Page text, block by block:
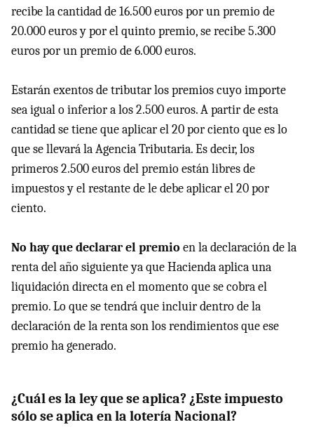
recibe la cantidad de 16.500 euros por un premio de
20.000 euros y por el quinto premio, se recibe 5.300
euros por un premio de 6.000 euros.
Estarán exentos de tributar los premios cuyo importe
sea igual o inferior a los 2.500 euros. A partir de esta
cantidad se tiene que aplicar el 20 por ciento que es lo
que se llevará la Agencia Tributaria. Es decir, los
primeros 2.500 euros del premio están libres de
impuestos y el restante de le debe aplicar el 20 por
ciento.
No hay que declarar el premio en la declaración de la
renta del año siguiente ya que Hacienda aplica una
liquidación directa en el momento que se cobra el
premio. Lo que se tendrá que incluir dentro de la
declaración de la renta son los rendimientos que ese
premio ha generado.
¿Cuál es la ley que se aplica? ¿Este impuesto
sólo se aplica en la lotería Nacional?